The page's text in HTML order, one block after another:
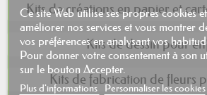
Kits de créations en papier et
Kits de dessin pour
Kits de fabrication de fleurs
Ce site Web utilise ses propres cookies
améliorer nos services et vous montrer
vos préférences en analysant vos
Pour donner votre consentement à son
sur le bouton Accepter.
Plus d'informations Personnaliser les cookies